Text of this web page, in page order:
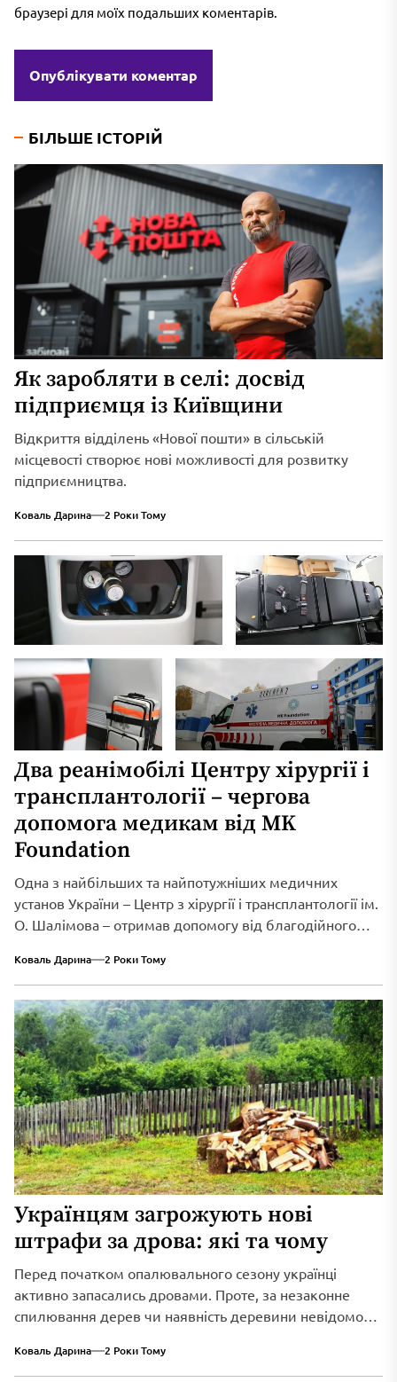
браузері для моїх подальших коментарів.
БІЛЬШЕ ІСТОРІЙ
Як заробляти в селі: досвід
підприємця із Київщини
Відкриття відділень «Нової пошти» в сільській
місцевості створює нові можливості для розвитку
підприємництва.
Коваль Дарина 2 Роки Тому
Два реанімобілі Центру хірургії і
трансплантології – чергова
допомога медикам від MK
Foundation
Одна з найбільших та найпотужніших медичних
установ України – Центр з хірургії і трансплантології ім.
О. Шалімова – отримав допомогу від благодійного
сучасних реанімобілі, укомплектованих усім, що
потрібно для роботи.
Коваль Дарина 2 Роки Тому
Українцям загрожують нові
штрафи за дрова: які та чому
Перед початком опалювального сезону українці
активно запасались дровами. Проте, за незаконне
спилювання дерев чи наявність деревини невідомого
дерево, яке лежить на узбіччі дороги чи біля паркану,
Коваль Дарина 2 Роки Тому